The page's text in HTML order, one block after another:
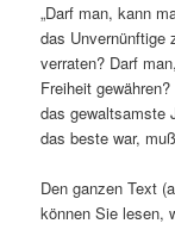
„Darf man, kann
das Unvernünftige
verraten? Darf
Freiheit
das gewaltsamste
das beste war,
Den ganzen Text
können Sie lesen,